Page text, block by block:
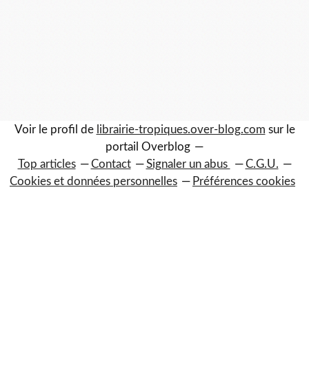
Voir le profil de librairie-tropiques.over-blog.com sur le
portail Overblog
Top articles
Contact Signaler un abus
C.G.U.
Cookies et données personnelles
Préférences cookies